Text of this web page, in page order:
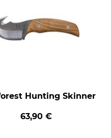
Hunting Skinner
63,90 €